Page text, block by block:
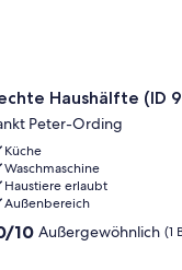
Haushälfte (ID
Peter-Ording
Küche
Waschmaschine
Haustiere erlaubt
Außenbereich
10 Außergewöhnlich (1